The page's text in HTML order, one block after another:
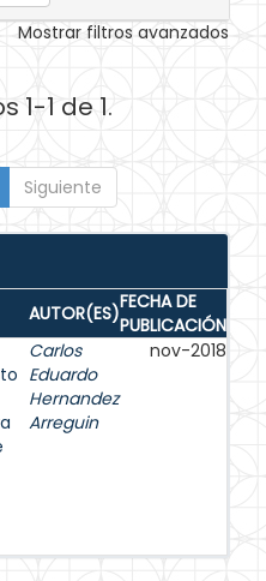
Mostrar filtros avanzados
1-1 de 1.
Siguiente
AUTOR(ES)FECHA DE
PUBLICACIÓN
Carlos
Eduardo
Hernandez
Arreguin
nov-2018